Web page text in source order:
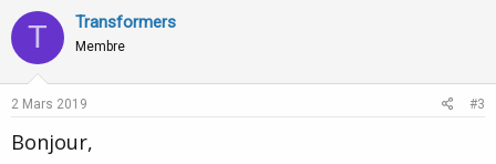
t
v
T Transformers
Membre
2 Mars 2019 #3
Bonjour,